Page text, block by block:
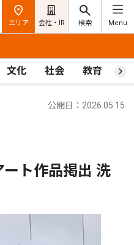
エリア 会社・IR 検索 Menu
文化 社会 教育 ス
公開日：2026.05.15
ト作品掲出 洗